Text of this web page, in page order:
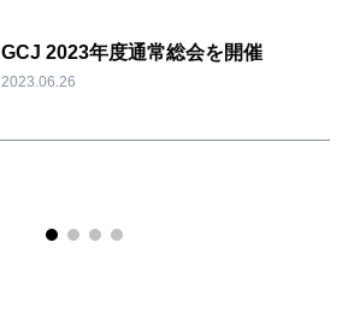
GCJ 2023年度通常総会を開催
2023.06.26